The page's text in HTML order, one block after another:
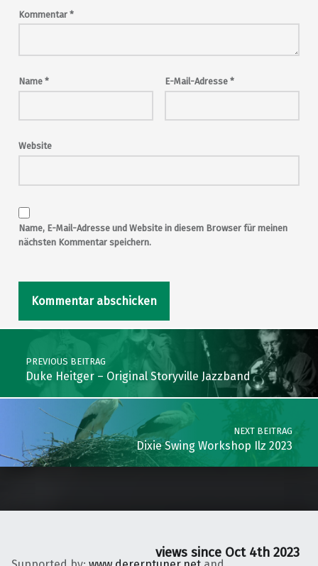
Kommentar *
Name * E-Mail-Adresse *
Website
Name, E-Mail-Adresse und Website in diesem Browser für meinen
nächsten Kommentar speichern.
Post navigation
PREVIOUS BEITRAG
Duke Heitger – Original Storyville Jazzband
NEXT BEITRAG
Dixie Swing Workshop Ilz 2023
views since Oct 4th 2023